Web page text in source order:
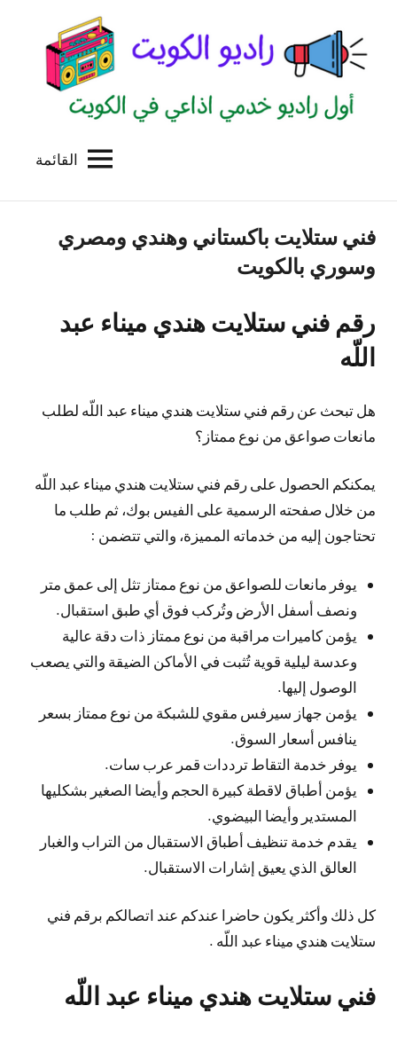
المحتوى
الكويت
للاعلانات
الخدمية
بالكويت
القائمة
فني ستلايت باكستاني وهندي ومصري
وسوري بالكويت
رقم فني ستلايت هندي ميناء عبد
اللّه
هل تبحث عن رقم فني ستلايت هندي ميناء عبد اللّه لطلب
مانعات صواعق من نوع ممتاز؟
يمكنكم الحصول على رقم فني ستلايت هندي ميناء عبد اللّه
من خلال صفحته الرسمية على الفيس بوك، ثم طلب ما
تحتاجون إليه من خدماته المميزة، والتي تتضمن :
يوفر مانعات للصواعق من نوع ممتاز تثل إلى عمق متر
ونصف أسفل الأرض وتُركب فوق أي طبق استقبال.
يؤمن كاميرات مراقبة من نوع ممتاز ذات دقة عالية
وعدسة ليلية قوية تُثبت في الأماكن الضيقة والتي يصعب
الوصول إليها.
يؤمن جهاز سيرفس مقوي للشبكة من نوع ممتاز بسعر
ينافس أسعار السوق.
يوفر خدمة التقاط ترددات قمر عرب سات.
يؤمن أطباق لاقطة كبيرة الحجم وأيضا الصغير بشكليها
المستدير وأيضا البيضوي.
يقدم خدمة تنظيف أطباق الاستقبال من التراب والغبار
العالق الذي يعيق إشارات الاستقبال.
كل ذلك وأكثر يكون حاضرا عندكم عند اتصالكم برقم فني
ستلايت هندي ميناء عبد اللّه .
فني ستلايت هندي ميناء عبد اللّه